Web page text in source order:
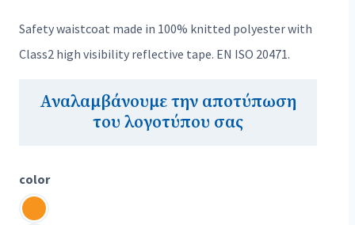
Safety waistcoat made in 100% knitted polyester with
Class2 high visibility reflective tape. EN ISO 20471.
Αναλαμβάνουμε την αποτύπωση
του λογοτύπου σας
color